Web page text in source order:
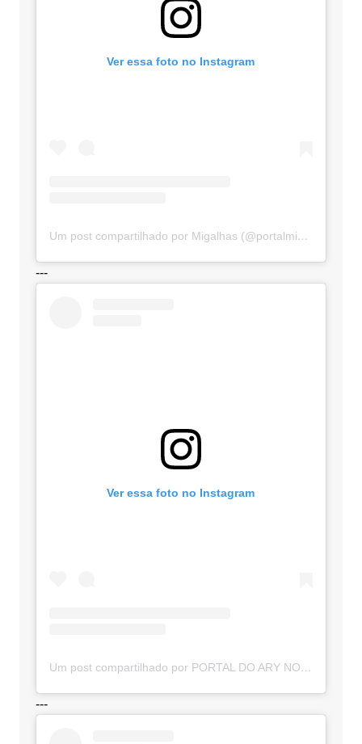
Ver essa foto no Instagram
Um post compartilhado por Migalhas (@portalmigalhas)
---
Ver essa foto no Instagram
Um post compartilhado por PORTAL DO ARY NOTÍCIAS (@portaldoarynoticias)
---